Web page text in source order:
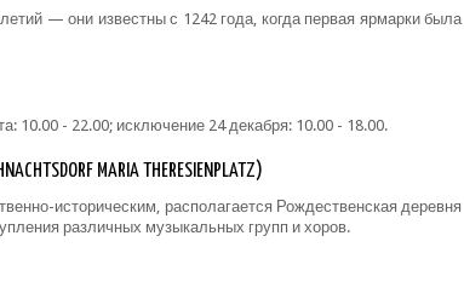
— они известны с 1242 года, когда первая ярмарки была
10.00 - 22.00; исключение 24 декабря: 10.00 - 18.00.
MARIA THERESIENPLATZ)
историческим, располагается Рождественская деревня
различных музыкальных групп и хоров.